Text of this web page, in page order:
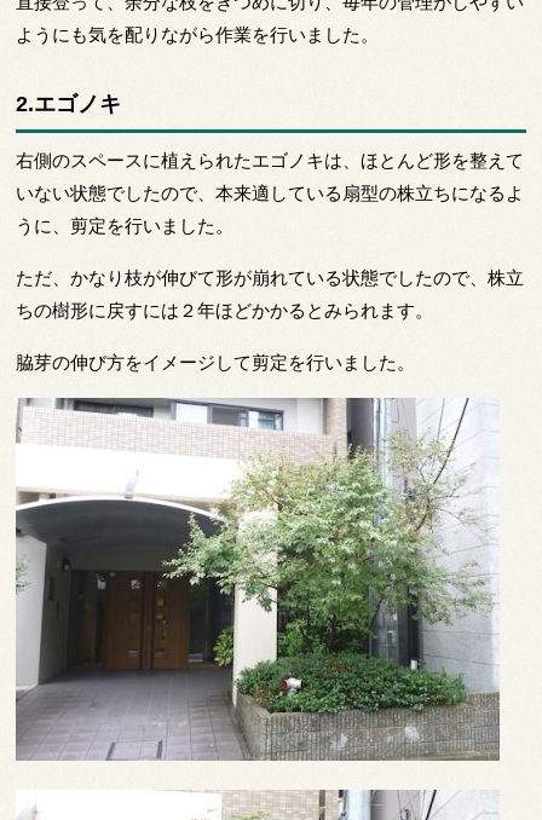
ようにも気を配りながら作業を行いました。
2.エゴノキ
右側のスペースに植えられたエゴノキは、ほとんど形を整えて
いない状態でしたので、本来適している扇型の株立ちになるよ
うに、剪定を行いました。
ただ、かなり枝が伸びて形が崩れている状態でしたので、株立
ちの樹形に戻すには２年ほどかかるとみられます。
脇芽の伸び方をイメージして剪定を行いました。